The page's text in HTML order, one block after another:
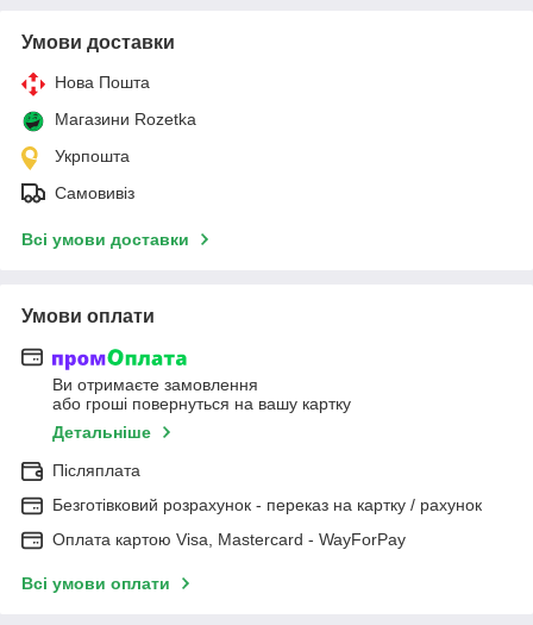
Умови доставки
Нова Пошта
Магазини Rozetka
Укрпошта
Самовивіз
Всі умови доставки
Умови оплати
Ви отримаєте замовлення
або гроші повернуться на вашу картку
Детальніше
Післяплата
Безготівковий розрахунок - переказ на картку / рахунок
Оплата картою Visa, Mastercard - WayForPay
Всі умови оплати